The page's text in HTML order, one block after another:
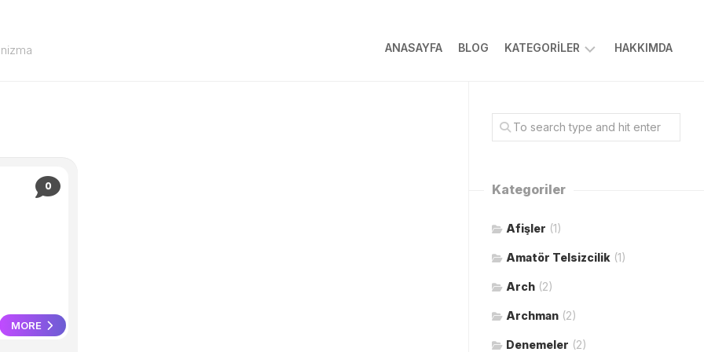
ANASAYFA BLOG KATEGORILER
BILGISAYAR
TARIM
TASARIM
YAZILIM
HAKKIMDA
0
MORE
Kategoriler
Afişler (1)
Amatör Telsizcilik (1)
Arch (2)
Archman (2)
Denemeler (2)